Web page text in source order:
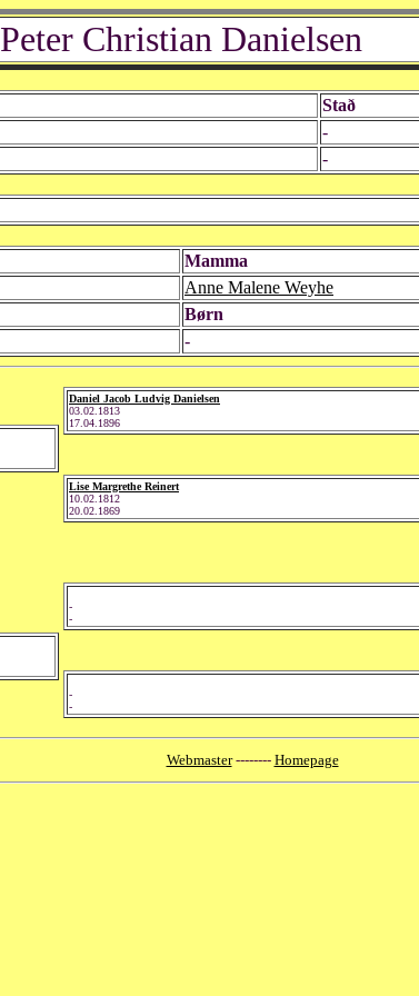
Peter Christian Danielsen
Stað
-
-
Mamma
Anne Malene Weyhe
Børn
-
Daniel Jacob Ludvig Danielsen
03.02.1813
17.04.1896
Lise Margrethe Reinert
10.02.1812
20.02.1869
-
-
-
-
Webmaster-------- Homepage